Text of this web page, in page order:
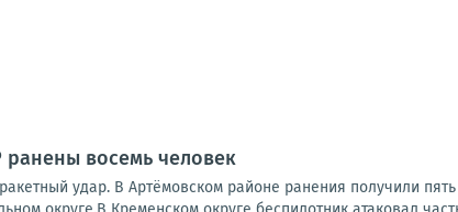
ранены восемь человек
удар. В Артёмовском районе ранения получили